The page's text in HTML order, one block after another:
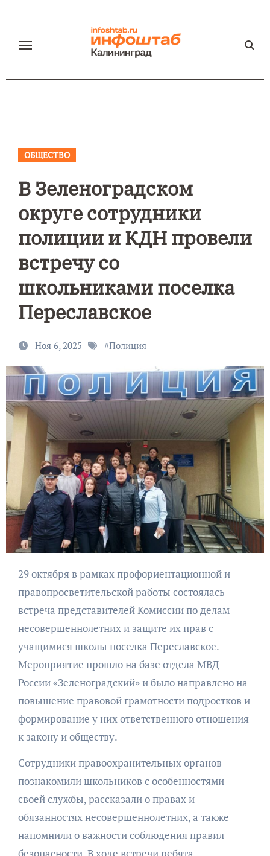
содержанию
ОБЩЕСТВО
В Зеленоградском
округе сотрудники
полиции и КДН провели
встречу со
школьниками поселка
Переславское
Ноя 6, 2025 #Полиция
29 октября в рамках профориентационной и
правопросветительской работы состоялась
встреча представителей Комиссии по делам
несовершеннолетних и защите их прав с
учащимися школы поселка Переславское.
Мероприятие прошло на базе отдела МВД
России «Зеленоградский» и было направлено на
повышение правовой грамотности подростков и
формирование у них ответственного отношения
к закону и обществу.
Сотрудники правоохранительных органов
познакомили школьников с особенностями
своей службы, рассказали о правах и
обязанностях несовершеннолетних, а также
напомнили о важности соблюдения правил